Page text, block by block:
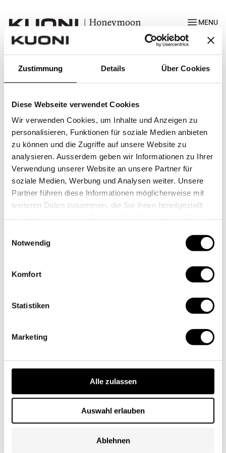
Zustimmung Details Über Cookies
Diese Webseite verwendet Cookies
Wir verwenden Cookies, um Inhalte und Anzeigen zu
personalisieren, Funktionen für soziale Medien anbieten
zu können und die Zugriffe auf unsere Website zu
analysieren. Ausserdem geben wir Informationen zu Ihrer
Verwendung unserer Website an unsere Partner für
soziale Medien, Werbung und Analysen weiter. Unsere
Partner führen diese Informationen möglicherweise mit
weiteren Daten zusammen, die Sie ihnen bereitgestellt
Notwendig
Komfort
Statistiken
Marketing
Alle zulassen
Auswahl erlauben
Ablehnen
MENU
Unsere schönsten
Nous deux
Fiançailles